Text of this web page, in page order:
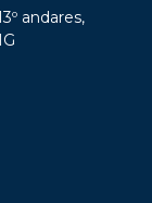
andares,